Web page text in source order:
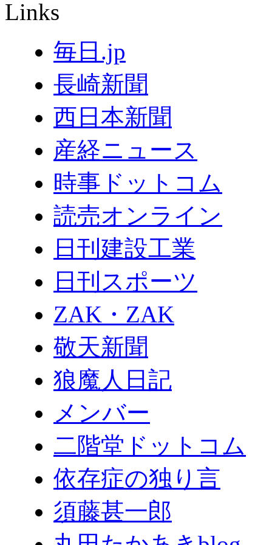
Links
毎日.jp
長崎新聞
西日本新聞
産経ニュース
時事ドットコム
読売オンライン
日刊建設工業
日刊スポーツ
ZAK・ZAK
敬天新聞
狼魔人日記
メンバー
二階堂ドットコム
依存症の独り言
須藤甚一郎